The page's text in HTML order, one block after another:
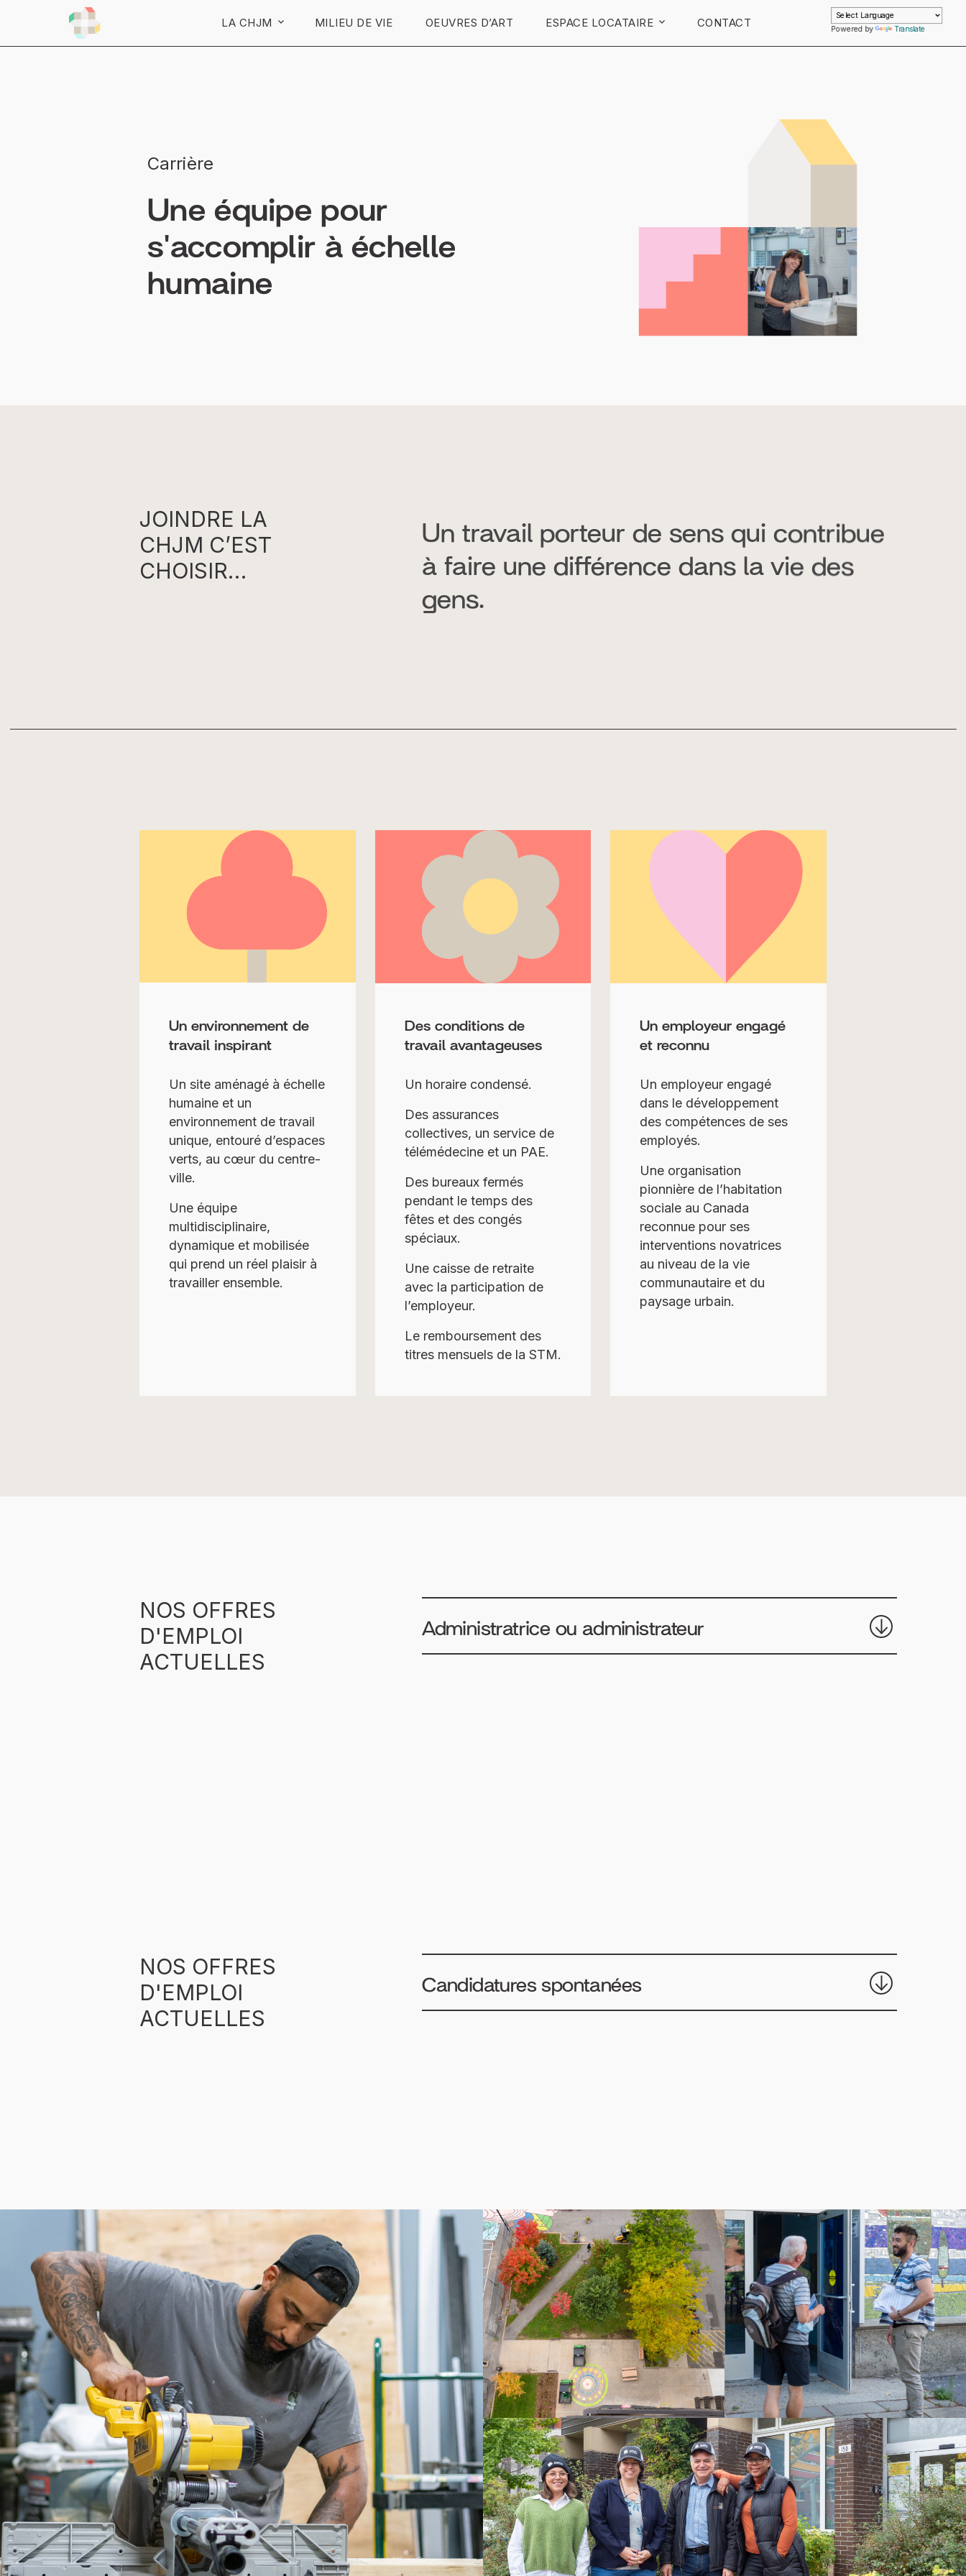
LA CHJM MILIEU DE VIE OEUVRES D’ART ESPACE LOCATAIRE CONTACT Powered by Translate
Carrière
Une équipe pour
s'accomplir à échelle
humaine
JOINDRE LA
CHJM C’EST
CHOISIR…
Un travail porteur de sens qui contribue
à faire une différence dans la vie des
gens.
Un environnement de
travail inspirant
Un site aménagé à échelle
humaine et un
environnement de travail
unique, entouré d’espaces
verts, au cœur du centre-
ville.
Une équipe
multidisciplinaire,
dynamique et mobilisée
qui prend un réel plaisir à
travailler ensemble.
Des conditions de
travail avantageuses
Un horaire condensé.
Des assurances
collectives, un service de
télémédecine et un PAE.
Des bureaux fermés
pendant le temps des
fêtes et des congés
spéciaux.
Une caisse de retraite
avec la participation de
l’employeur.
Le remboursement des
titres mensuels de la STM.
Un employeur engagé
et reconnu
Un employeur engagé
dans le développement
des compétences de ses
employés.
Une organisation
pionnière de l’habitation
sociale au Canada
reconnue pour ses
interventions novatrices
au niveau de la vie
communautaire et du
paysage urbain.
NOS OFFRES
D'EMPLOI
ACTUELLES
Administratrice ou administrateur
NOS OFFRES
D'EMPLOI
ACTUELLES
Candidatures spontanées